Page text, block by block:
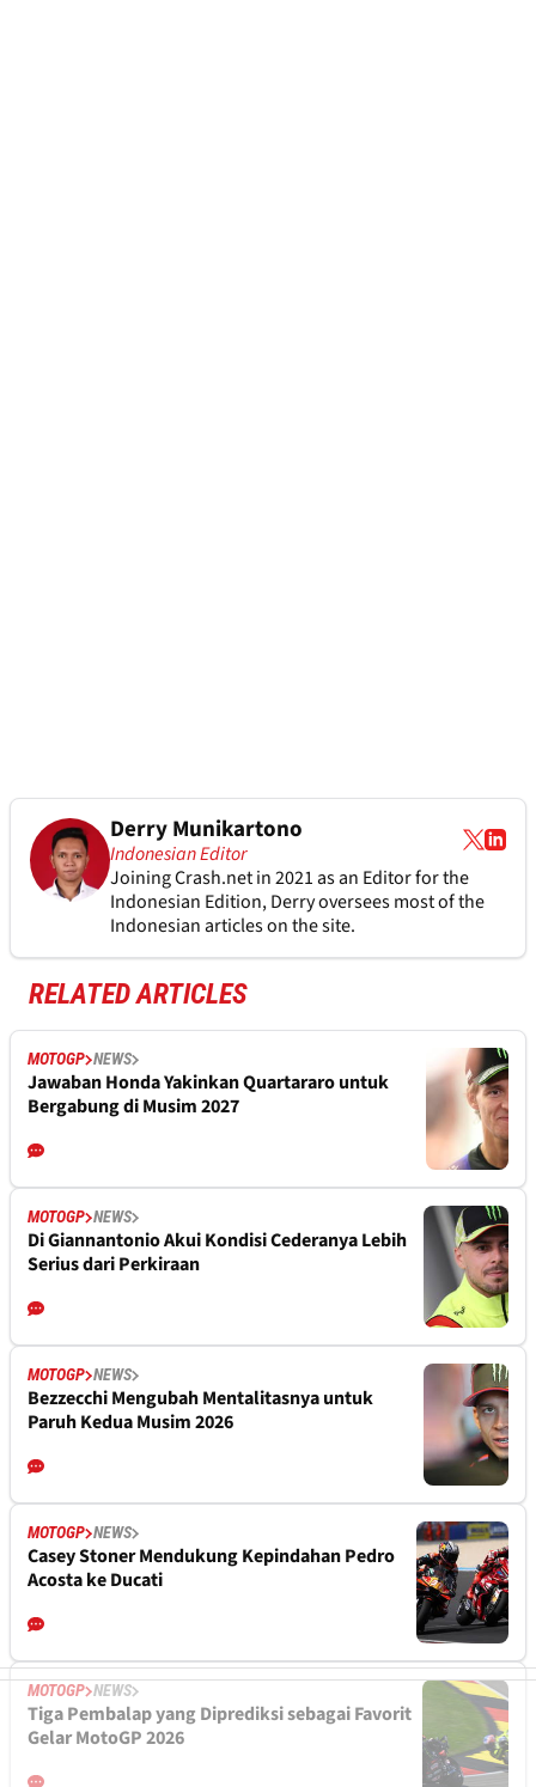
Derry Munikartono
Indonesian Editor
Joining Crash.net in 2021 as an Editor for the
Indonesian Edition, Derry oversees most of the
Indonesian articles on the site.
RELATED ARTICLES
MOTOGP NEWS
Jawaban Honda Yakinkan Quartararo untuk
Bergabung di Musim 2027
MOTOGP NEWS
Di Giannantonio Akui Kondisi Cederanya Lebih
Serius dari Perkiraan
MOTOGP NEWS
Bezzecchi Mengubah Mentalitasnya untuk
Paruh Kedua Musim 2026
MOTOGP NEWS
Casey Stoner Mendukung Kepindahan Pedro
Acosta ke Ducati
MOTOGP NEWS
Tiga Pembalap yang Diprediksi sebagai Favorit
Gelar MotoGP 2026